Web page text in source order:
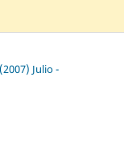
Julio -